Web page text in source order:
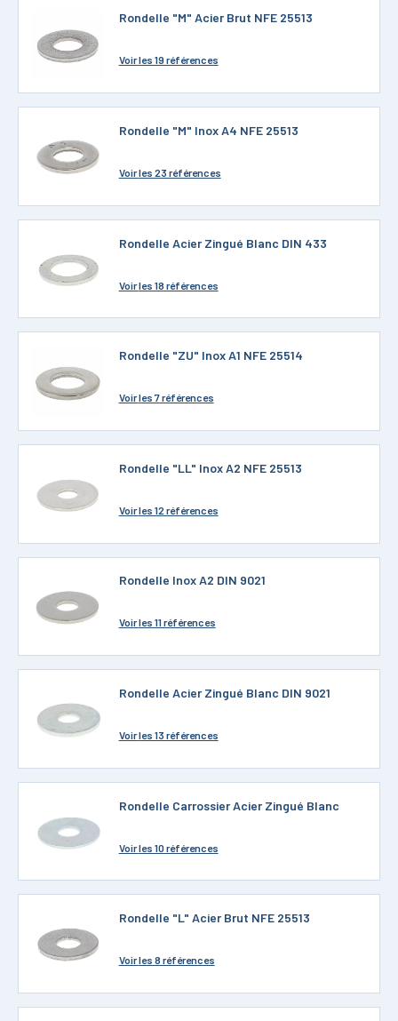
Rondelle "M" Acier Brut NFE 25513
Voirles 19 références
Rondelle "M" Inox A4 NFE 25513
Voirles 23 références
Rondelle Acier Zingué Blanc DIN 433
Voirles 18 références
Rondelle "ZU" Inox A1 NFE 25514
Voirles 7 références
Rondelle "LL" Inox A2 NFE 25513
Voirles 12 références
Rondelle Inox A2 DIN 9021
Voirles 11 références
Rondelle Acier Zingué Blanc DIN 9021
Voirles 13 références
Rondelle Carrossier Acier Zingué Blanc
Voirles 10 références
Rondelle "L" Acier Brut NFE 25513
Voirles 8 références